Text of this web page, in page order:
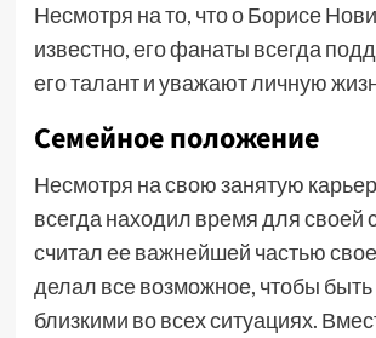
Несмотря на то, что о Борисе
известно, его фанаты всегда
его талант и уважают личную
Семейное положение
Несмотря на свою занятую
всегда находил время для своей
считал ее важнейшей частью
делал все возможное, чтобы
близкими во всех ситуациях.